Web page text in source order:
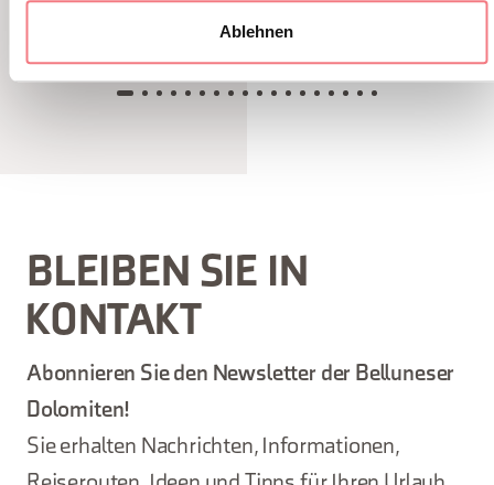
Ablehnen
BLEIBEN SIE IN
KONTAKT
Abonnieren Sie den Newsletter der Belluneser
Dolomiten!
Sie erhalten Nachrichten, Informationen,